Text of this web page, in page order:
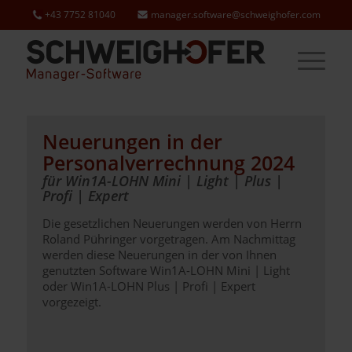
+43 7752 81040 manager.software@schweighofer.com
Neuerungen in der
Personalverrechnung 2024
für Win1A-LOHN Mini | Light | Plus |
Profi | Expert
Die gesetzlichen Neuerungen werden von Herrn
Roland Pühringer vorgetragen. Am Nachmittag
werden diese Neuerungen in der von Ihnen
genutzten Software Win1A-LOHN Mini | Light
oder Win1A-LOHN Plus | Profi | Expert
vorgezeigt.